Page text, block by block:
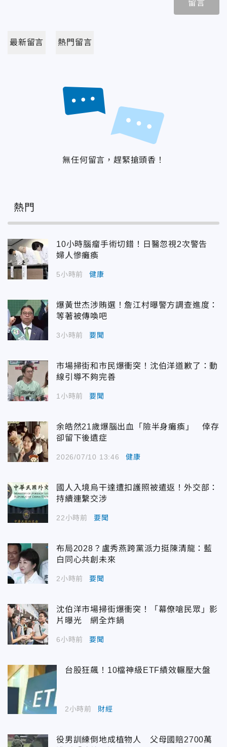
留言
最新留言 熱門留言
無任何留言，趕緊搶頭香！
熱門
10小時腦瘤手術切錯！日醫忽視2次警告
婦人慘癱瘓
5小時前 健康
爆黃世杰涉賄選！詹江村曝警方調查進度：
等著被傳喚吧
3小時前 要聞
市場掃街和市民爆衝突！沈伯洋道歉了：動
線引導不夠完善
1小時前 要聞
余皓然21歲爆腦出血「險半身癱瘓」 倖存
卻留下後遺症
2026/07/10 13:46 健康
國人入境烏干達遭扣護照被遣返！外交部：
持續連繫交涉
22小時前 要聞
布局2028？盧秀燕跨黨派力挺陳清龍：藍
白同心共創未來
2小時前 要聞
沈伯洋市場掃街爆衝突！「幕僚嗆民眾」影
片曝光 網全炸鍋
6小時前 要聞
台股狂飆！10檔神級ETF績效輾壓大盤
2小時前 財經
役男訓練倒地成植物人 父母國賠2700萬